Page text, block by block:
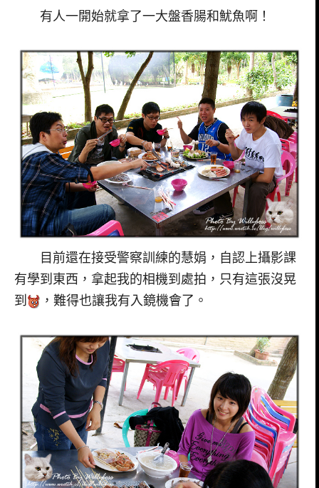
有人一開始就拿了一大盤香腸和魷魚啊！
目前還在接受警察訓練的慧娟，自認上攝影課
有學到東西，拿起我的相機到處拍，只有這張沒晃
到
，難得也讓我有入鏡機會了。